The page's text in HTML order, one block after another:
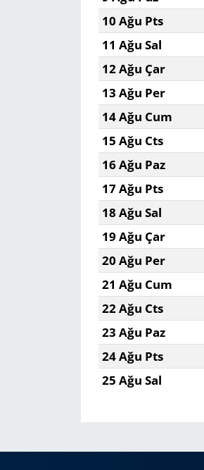
10 Ağu Pts
11 Ağu Sal
12 Ağu Çar
13 Ağu Per
14 Ağu Cum
15 Ağu Cts
16 Ağu Paz
17 Ağu Pts
18 Ağu Sal
19 Ağu Çar
20 Ağu Per
21 Ağu Cum
22 Ağu Cts
23 Ağu Paz
24 Ağu Pts
25 Ağu Sal